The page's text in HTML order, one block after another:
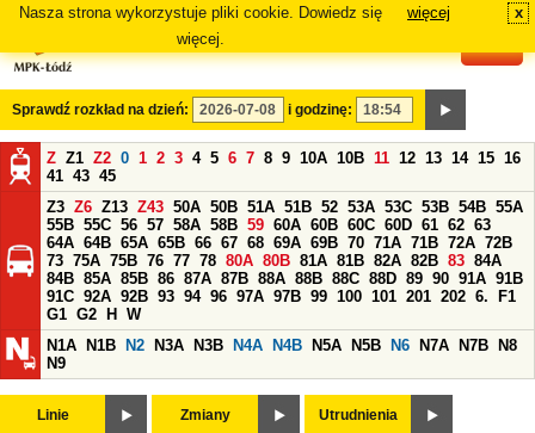
Nasza strona wykorzystuje pliki cookie. Dowiedz się
więcej.
więcej x
Sprawdź rozkład na dzień: i godzinę:
Z Z1 Z2 0 1 2 3 4 5 6 7 8 9 10A 10B 11 12 13 14 15 16
41 43 45
Z3 Z6 Z13 Z43 50A 50B 51A 51B 52 53A 53C 53B 54B 55A
55B 55C 56 57 58A 58B 59 60A 60B 60C 60D 61 62 63
64A 64B 65A 65B 66 67 68 69A 69B 70 71A 71B 72A 72B
73 75A 75B 76 77 78 80A 80B 81A 81B 82A 82B 83 84A
84B 85A 85B 86 87A 87B 88A 88B 88C 88D 89 90 91A 91B
91C 92A 92B 93 94 96 97A 97B 99 100 101 201 202 6.
F1
G1 G2 H
W
N1A
N1B N2 N3A N3B N4A N4B N5A N5B N6 N7A N7B
N8
N9
Linie Zmiany Utrudnienia